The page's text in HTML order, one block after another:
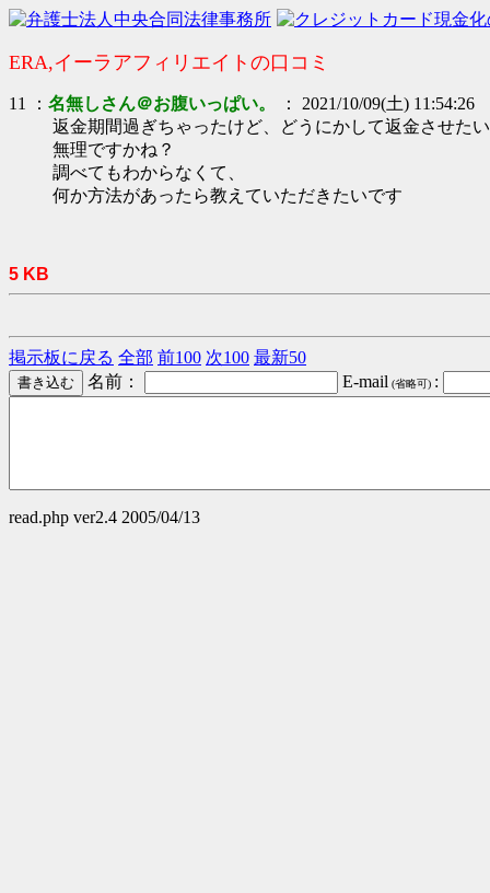
ERA,イーラアフィリエイトの口コミ
11 ： 名無しさん＠お腹いっぱい。
： 2021/10/09(土) 11:54:26
返金期間過ぎちゃったけど、どうにかして返金させた
無理ですかね？
調べてもわからなくて、
何か方法があったら教えていただきたいです
5 KB
掲示板に戻る 全部 前100 次100 最新50
名前：
E-mail (省略可) :
read.php ver2.4 2005/04/13